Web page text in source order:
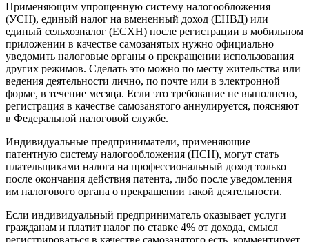
Применяющим упрощенную систему налогообложения
(УСН), единый налог на вмененный доход (ЕНВД) или
единый сельхозналог (ЕСХН) после регистрации в мобильном
приложении в качестве самозанятых нужно официально
уведомить налоговые органы о прекращении использования
других режимов. Сделать это можно по месту жительства или
ведения деятельности лично, по почте или в электронной
форме, в течение месяца. Если это требование не выполнено,
регистрация в качестве самозанятого аннулируется, поясняют
в Федеральной налоговой службе.
Индивидуальные предприниматели, применяющие
патентную систему налогообложения (ПСН), могут стать
плательщиками налога на профессиональный доход только
после окончания действия патента, либо после уведомления
им налогового органа о прекращении такой деятельности.
Если индивидуальный предприниматель оказывает услуги
гражданам и платит налог по ставке 4% от дохода, смысл